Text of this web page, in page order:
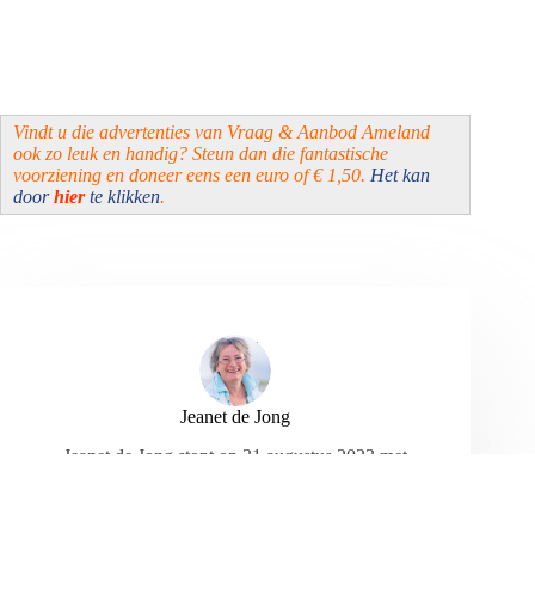
Vindt u die advertenties van Vraag & Aanbod Ameland
ook zo leuk en handig? Steun dan die fantastische
voorziening en doneer eens een euro of € 1,50. Het kan
doorhierte klikken.
Jeanet de Jong
Jeanet de Jong stopt op 31 augustus 2023 met